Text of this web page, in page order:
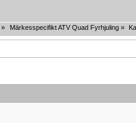
» Märkesspecifikt ATV Quad Fyrhjuling»